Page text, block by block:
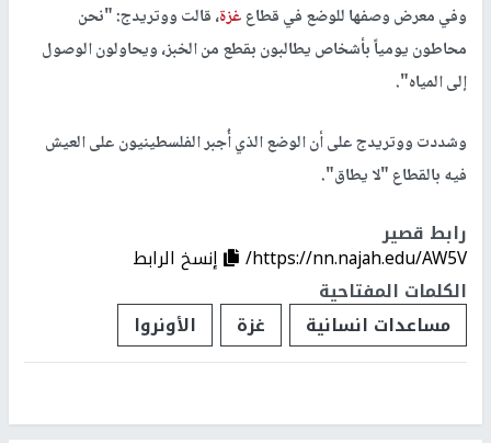
وفي معرض وصفها للوضع في قطاعغزة، قالت ووتريدج: "نحن
محاطون يومياً بأشخاص يطالبون بقطع من الخبز، ويحاولون الوصول
إلى المياه".
وشددت ووتريدج على أن الوضع الذي أُجبر الفلسطينيون على العيش
فيه بالقطاع "لا يطاق".
رابط قصير
https://nn.najah.edu/AW5V/
إنسخ الرابط
الكلمات المفتاحية
مساعدات انسانية
غزة الأونروا